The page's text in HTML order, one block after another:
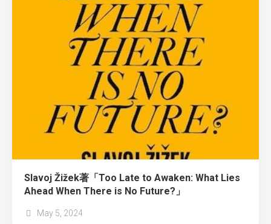
Slavoj Žižek著「Too Late to Awaken: What Lies
Ahead When There is No Future?」
May 5, 2024